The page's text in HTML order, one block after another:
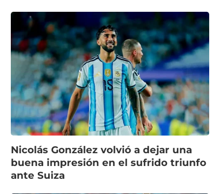
Nicolás González volvió a dejar una
buena impresión en el sufrido triunfo
ante Suiza